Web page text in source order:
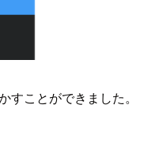
すことができました。